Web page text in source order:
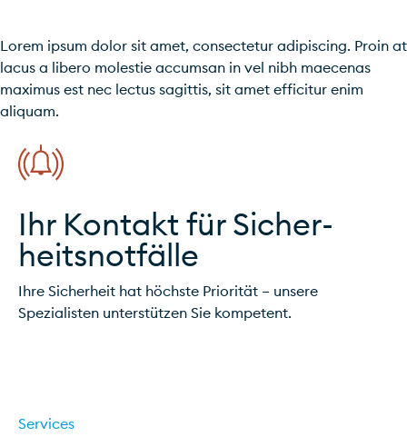
Lorem ipsum dolor sit amet, consectetur adipiscing. Proin at
lacus a libero molestie accumsan in vel nibh maecenas
maximus est nec lectus sagittis, sit amet efficitur enim
aliquam.
Ihr Kontakt für Sicher­
heits­not­fälle
Ihre Sicherheit hat höchste Priorität – unsere
Spezialisten unterstützen Sie kompetent.
Services